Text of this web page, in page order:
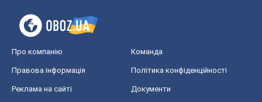
Про компанію Команда
Правова інформація Політика конфіденційності
Реклама на сайті Документи